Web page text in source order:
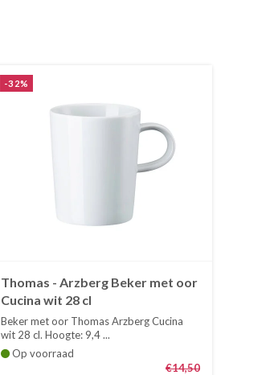
-32%
Thomas - Arzberg Beker met oor
Cucina wit 28 cl
Beker met oor Thomas Arzberg Cucina
wit 28 cl. Hoogte: 9,4 ...
Op voorraad
€14,50